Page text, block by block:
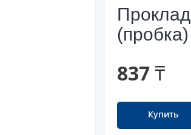
(пробка)
837 ₸
Купить